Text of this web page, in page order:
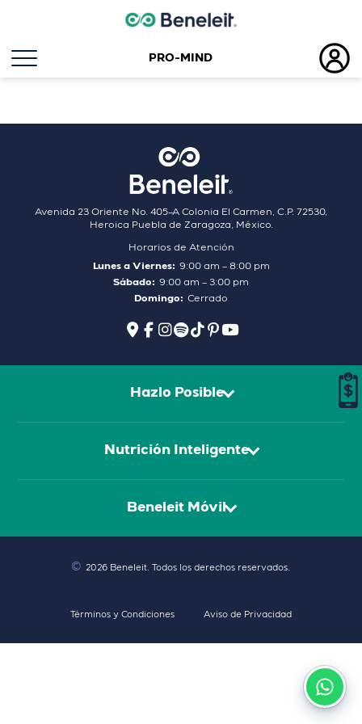
PRO-MIND
Avenida 23 Oriente No. 405–A Colonia El Carmen, C.P. 72530,
Heroica Puebla de Zaragoza, México.
Horarios de Atención
Lunes a Viernes: 9:00 am – 8:00 pm
Sábado: 9:00 am – 3:00 pm
Domingo: Cerrado
Hazlo Posible
Nutrición Inteligente
Beneleit Móvil
© 2026 Beneleit. Todos los derechos reservados.
Términos y Condiciones Aviso de Privacidad